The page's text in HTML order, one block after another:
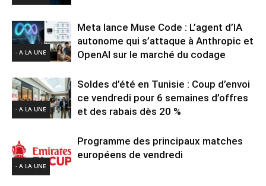
- A LA UNE
Meta lance Muse Code : L’agent d’IA
autonome qui s’attaque à Anthropic et
OpenAI sur le marché du codage
- A LA UNE
Soldes d’été en Tunisie : Coup d’envoi
ce vendredi pour 6 semaines d’offres
et des rabais dès 20 %
- A LA UNE
Programme des principaux matches
européens de vendredi